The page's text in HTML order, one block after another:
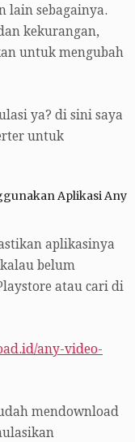
lain sebagainya.
kekurangan,
untuk mengubah
ya? di sini saya
untuk
Aplikasi Any
aplikasinya
belum
atau cari di
any-video-
mendownload